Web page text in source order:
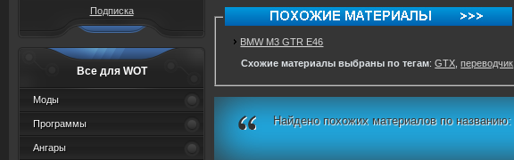
Подписка
Все для WOT
Моды
Программы
Ангары
BMW M3 GTR E46
Схожие материалы выбраны по тегам:GTX ,переводчик
Найдено похожих материалов по названию: